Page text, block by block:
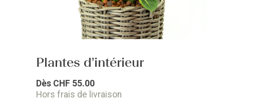
Plantes d'intérieur
Dès CHF 55.00
Hors frais de livraison